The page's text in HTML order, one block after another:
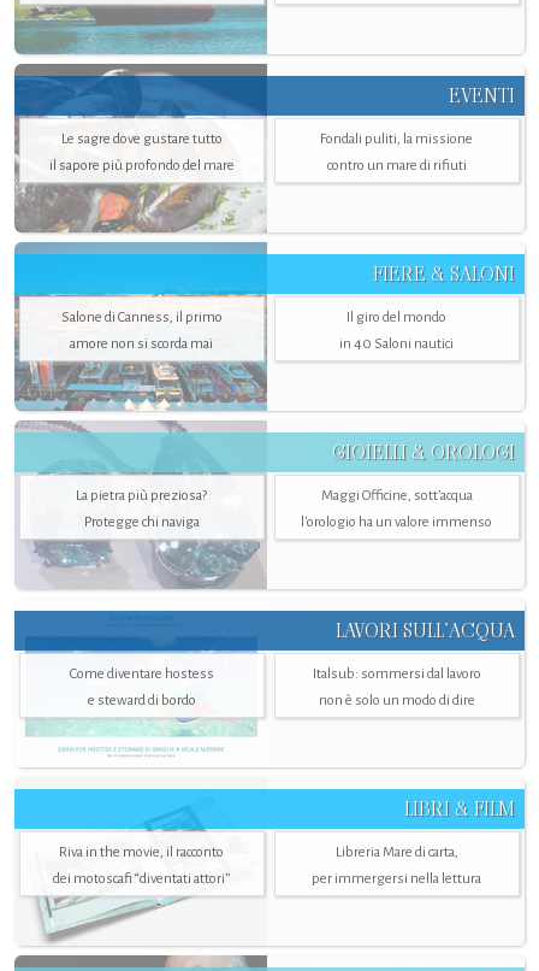
EVENTI
Le sagre dove gustare tutto
il sapore più profondo del mare
Fondali puliti, la missione
contro un mare di rifiuti
FIERE & SALONI
Salone di Canness, il primo
amore non si scorda mai
Il giro del mondo
in 40 Saloni nautici
GIOIELLI & OROLOGI
La pietra più preziosa?
Protegge chi naviga
Maggi Officine, sott’acqua
l'orologio ha un valore immenso
LAVORI SULL’ACQUA
Come diventare hostess
e steward di bordo
Italsub: sommersi dal lavoro
non è solo un modo di dire
LIBRI & FILM
Riva in the movie, il racconto
dei motoscafi “diventati attori”
Libreria Mare di carta,
per immergersi nella lettura